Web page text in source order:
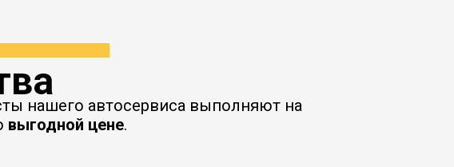
нашего автосервиса выполняют на
выгодной цене.